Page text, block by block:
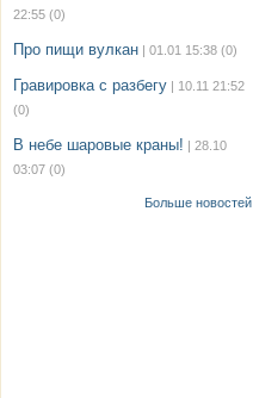
22:55 (0)
Про пищи вулкан | 01.01 15:38 (0)
Гравировка с разбегу | 10.11 21:52
(0)
В небе шаровые краны! | 28.10
03:07 (0)
Больше новостей